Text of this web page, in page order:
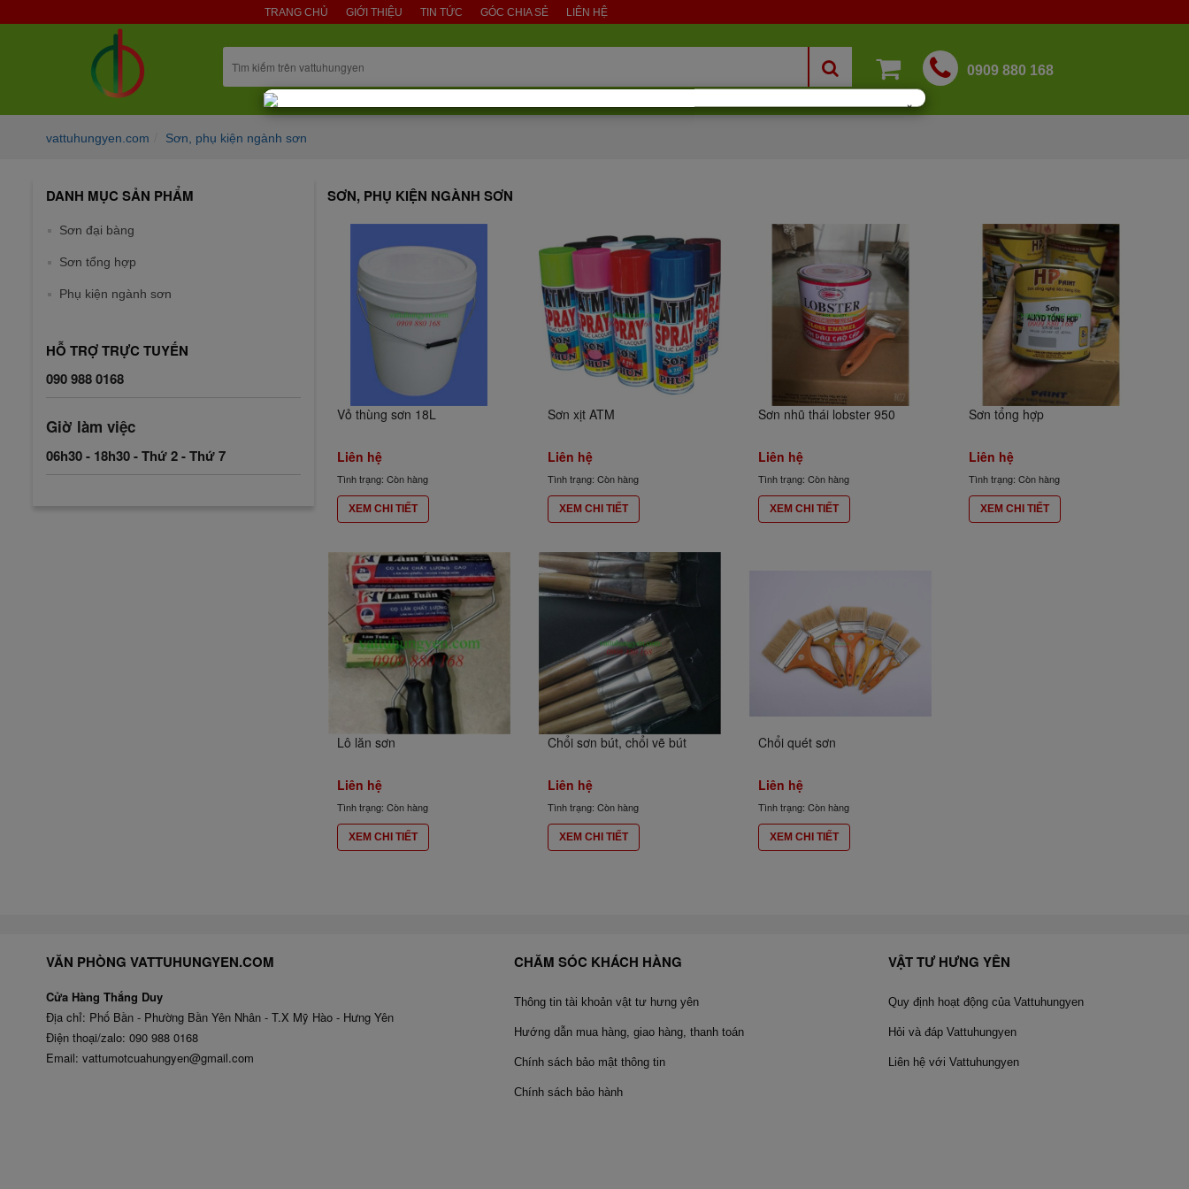
TRANG CHỦ GIỚI THIỆU TIN TỨC GÓC CHIA SẺ LIÊN HỆ
0909 880 168
vattuhungyen.com Sơn, phụ kiện ngành sơn
SƠN, PHỤ KIỆN NGÀNH SƠN
Vỏ thùng sơn 18L
Liên hệ
Tình trạng: Còn hàng
XEM CHI TIẾT
Sơn xịt ATM
Liên hệ
Tình trạng: Còn hàng
XEM CHI TIẾT
Sơn nhũ thái lobster 950
Liên hệ
Tình trạng: Còn hàng
XEM CHI TIẾT
Sơn tổng hợp
Liên hệ
Tình trạng: Còn hàng
XEM CHI TIẾT
Lô lăn sơn
Liên hệ
Tình trạng: Còn hàng
XEM CHI TIẾT
Chổi sơn bút, chổi vẽ bút
Liên hệ
Tình trạng: Còn hàng
XEM CHI TIẾT
Chổi quét sơn
Liên hệ
Tình trạng: Còn hàng
XEM CHI TIẾT
DANH MỤC SẢN PHẨM
Sơn đại bàng
Sơn tổng hợp
Phụ kiện ngành sơn
HỖ TRỢ TRỰC TUYẾN
090 988 0168
Giờ làm việc
06h30 - 18h30 - Thứ 2 - Thứ 7
VĂN PHÒNG VATTUHUNGYEN.COM
Cửa Hàng Thắng Duy
Địa chỉ: Phố Bần - Phường Bần Yên Nhân - T.X Mỹ Hào - Hưng Yên
Điện thoại/zalo: 090 988 0168
Email: vattumotcuahungyen@gmail.com
CHĂM SÓC KHÁCH HÀNG
Thông tin tài khoản vật tư hưng yên
Hướng dẫn mua hàng, giao hàng, thanh toán
Chính sách bảo mật thông tin
Chính sách bảo hành
VẬT TƯ HƯNG YÊN
Quy định hoạt động của Vattuhungyen
Hỏi và đáp Vattuhungyen
Liên hệ với Vattuhungyen
×